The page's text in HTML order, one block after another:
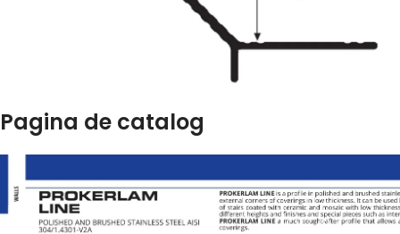
Pagina de catalog